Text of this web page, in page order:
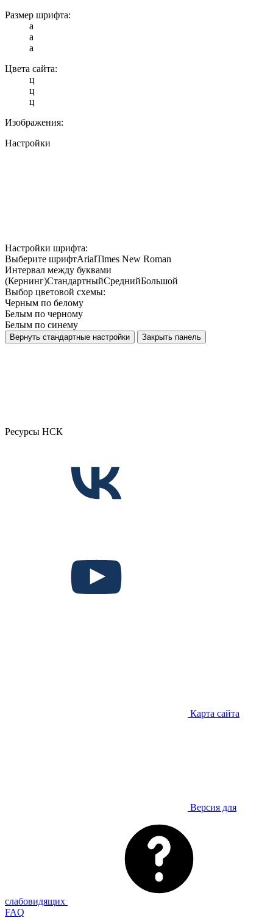
Размер шрифта:
a
a
a
Цвета сайта:
ц
ц
ц
Изображения:
Настройки
Настройки шрифта:
Выберите шрифтArialTimes New Roman
Интервал между буквами
(Кернинг)СтандартныйСреднийБольшой
Выбор цветовой схемы:
Черным по белому
Белым по черному
Белым по синему
Вернуть стандартные настройки Закрыть панель
Ресурсы НСК
Карта сайта
Версия для
слабовидящих
FAQ